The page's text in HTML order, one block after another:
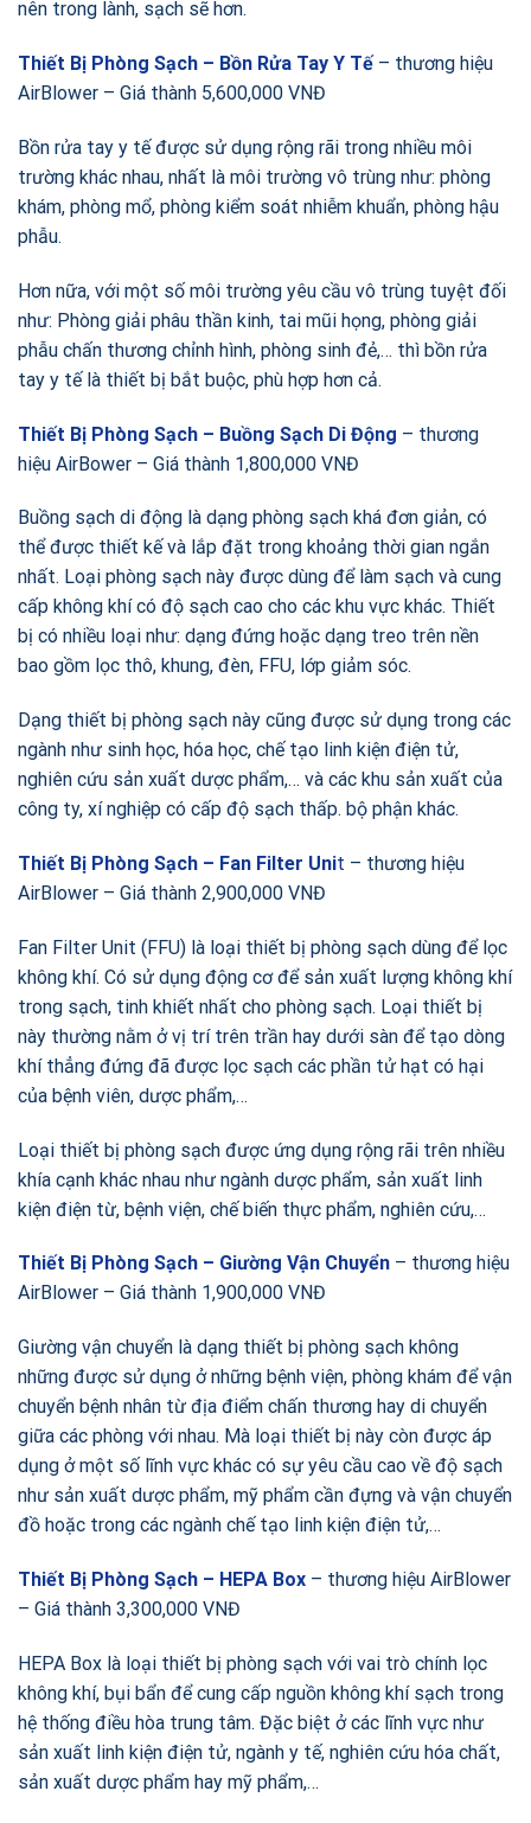
nên trong lành, sạch sẽ hơn.
Thiết Bị Phòng Sạch – Bồn Rửa Tay Y Tế – thương hiệu
AirBlower – Giá thành 5,600,000 VNĐ
Bồn rửa tay y tế được sử dụng rộng rãi trong nhiều môi
trường khác nhau, nhất là môi trường vô trùng như: phòng
khám, phòng mổ, phòng kiểm soát nhiễm khuẩn, phòng hậu
phẫu.
Hơn nữa, với một số môi trường yêu cầu vô trùng tuyệt đối
như: Phòng giải phâu thần kinh, tai mũi họng, phòng giải
phẫu chấn thương chỉnh hình, phòng sinh đẻ,… thì bồn rửa
tay y tế là thiết bị bắt buộc, phù hợp hơn cả.
Thiết Bị Phòng Sạch – Buồng Sạch Di Động – thương
hiệu AirBower – Giá thành 1,800,000 VNĐ
Buồng sạch di động là dạng phòng sạch khá đơn giản, có
thể được thiết kế và lắp đặt trong khoảng thời gian ngắn
nhất. Loại phòng sạch này được dùng để làm sạch và cung
cấp không khí có độ sạch cao cho các khu vực khác. Thiết
bị có nhiều loại như: dạng đứng hoặc dạng treo trên nền
bao gồm lọc thô, khung, đèn, FFU, lớp giảm sóc.
Dạng thiết bị phòng sạch này cũng được sử dụng trong các
ngành như sinh học, hóa học, chế tạo linh kiện điện tử,
nghiên cứu sản xuất dược phẩm,… và các khu sản xuất của
công ty, xí nghiệp có cấp độ sạch thấp. bộ phận khác.
Thiết Bị Phòng Sạch – Fan Filter Unit – thương hiệu
AirBlower – Giá thành 2,900,000 VNĐ
Fan Filter Unit (FFU) là loại thiết bị phòng sạch dùng để lọc
không khí. Có sử dụng động cơ để sản xuất lượng không khí
trong sạch, tinh khiết nhất cho phòng sạch. Loại thiết bị
này thường nằm ở vị trí trên trần hay dưới sàn để tạo dòng
khí thẳng đứng đã được lọc sạch các phần tử hạt có hại
của bệnh viên, dược phẩm,…
Loại thiết bị phòng sạch được ứng dụng rộng rãi trên nhiều
khía cạnh khác nhau như ngành dược phẩm, sản xuất linh
kiện điện từ, bệnh viện, chế biến thực phẩm, nghiên cứu,…
Thiết Bị Phòng Sạch – Giường Vận Chuyển – thương hiệu
AirBlower – Giá thành 1,900,000 VNĐ
Giường vận chuyển là dạng thiết bị phòng sạch không
những được sử dụng ở những bệnh viện, phòng khám để vận
chuyển bệnh nhân từ địa điểm chấn thương hay di chuyển
giữa các phòng với nhau. Mà loại thiết bị này còn được áp
dụng ở một số lĩnh vực khác có sự yêu cầu cao về độ sạch
như sản xuất dược phẩm, mỹ phẩm cần đựng và vận chuyển
đồ hoặc trong các ngành chế tạo linh kiện điện tử,…
Thiết Bị Phòng Sạch – HEPA Box – thương hiệu AirBlower
– Giá thành 3,300,000 VNĐ
HEPA Box là loại thiết bị phòng sạch với vai trò chính lọc
không khí, bụi bẩn để cung cấp nguồn không khí sạch trong
hệ thống điều hòa trung tâm. Đặc biệt ở các lĩnh vực như
sản xuất linh kiện điện tử, ngành y tế, nghiên cứu hóa chất,
sản xuất dược phẩm hay mỹ phẩm,…